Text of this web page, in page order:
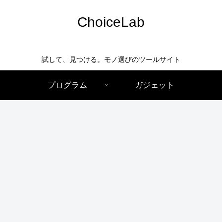
ChoiceLab
試して、見つける。モノ選びのツールサイト
プログラム ガジェット